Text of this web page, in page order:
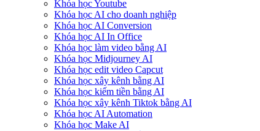
Khóa học Youtube
Khóa học AI cho doanh nghiệp
Khóa học AI Conversion
Khóa học AI In Office
Khóa học làm video bằng AI
Khóa học Midjourney AI
Khóa học edit video Capcut
Khóa học xây kênh bằng AI
Khóa học kiếm tiền bằng AI
Khóa học xây kênh Tiktok bằng AI
Khóa học AI Automation
Khóa học Make AI